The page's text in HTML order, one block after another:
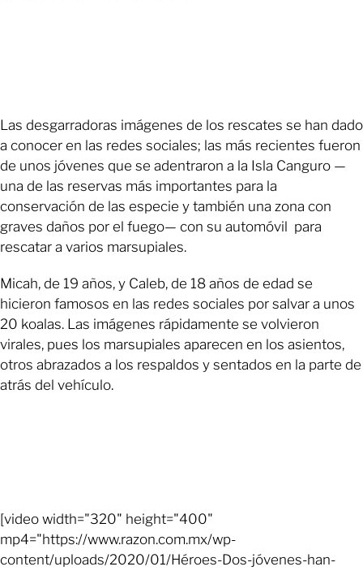
Las desgarradoras imágenes de los rescates se han dado
a conocer en las redes sociales; las más recientes fueron
de unos jóvenes que se adentraron a la Isla Canguro —
una de las reservas más importantes para la
conservación de las especie y también una zona con
graves daños por el fuego— con su automóvil para
rescatar a varios marsupiales.
Micah, de 19 años, y Caleb, de 18 años de edad se
hicieron famosos en las redes sociales por salvar a unos
20 koalas. Las imágenes rápidamente se volvieron
virales, pues los marsupiales aparecen en los asientos,
otros abrazados a los respaldos y sentados en la parte de
atrás del vehículo.
[video width="320" height="400"
mp4="https://www.razon.com.mx/wp-
content/uploads/2020/01/Héroes-Dos-jóvenes-han-